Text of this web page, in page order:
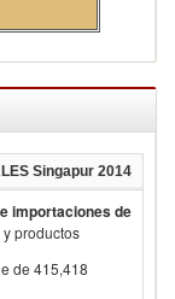
Singapur 2014
importaciones de
productos
de 415,418